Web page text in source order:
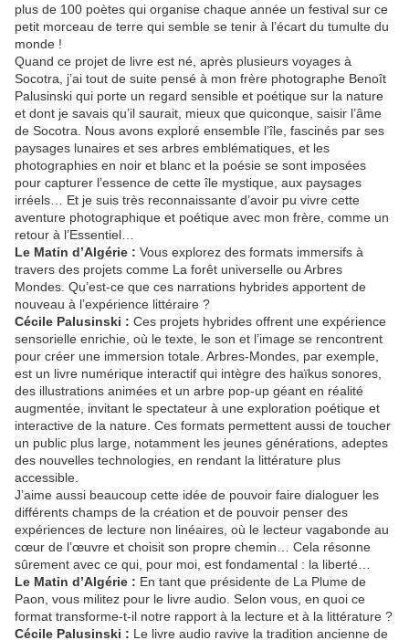
plus de 100 poètes qui organise chaque année un festival sur ce
petit morceau de terre qui semble se tenir à l’écart du tumulte du
monde !
Quand ce projet de livre est né, après plusieurs voyages à
Socotra, j’ai tout de suite pensé à mon frère photographe Benoît
Palusinski qui porte un regard sensible et poétique sur la nature
et dont je savais qu’il saurait, mieux que quiconque, saisir l’âme
de Socotra. Nous avons exploré ensemble l’île, fascinés par ses
paysages lunaires et ses arbres emblématiques, et les
photographies en noir et blanc et la poésie se sont imposées
pour capturer l’essence de cette île mystique, aux paysages
irréels… Et je suis très reconnaissante d’avoir pu vivre cette
aventure photographique et poétique avec mon frère, comme un
retour à l’Essentiel…
Le Matin d’Algérie : Vous explorez des formats immersifs à
travers des projets comme La forêt universelle ou Arbres
Mondes. Qu’est-ce que ces narrations hybrides apportent de
nouveau à l’expérience littéraire ?
Cécile Palusinski : Ces projets hybrides offrent une expérience
sensorielle enrichie, où le texte, le son et l’image se rencontrent
pour créer une immersion totale. Arbres-Mondes, par exemple,
est un livre numérique interactif qui intègre des haïkus sonores,
des illustrations animées et un arbre pop-up géant en réalité
augmentée, invitant le spectateur à une exploration poétique et
interactive de la nature. Ces formats permettent aussi de toucher
un public plus large, notamment les jeunes générations, adeptes
des nouvelles technologies, en rendant la littérature plus
accessible.
J’aime aussi beaucoup cette idée de pouvoir faire dialoguer les
différents champs de la création et de pouvoir penser des
expériences de lecture non linéaires, où le lecteur vagabonde au
cœur de l’œuvre et choisit son propre chemin… Cela résonne
sûrement avec ce qui, pour moi, est fondamental : la liberté…
Le Matin d’Algérie : En tant que présidente de La Plume de
Paon, vous militez pour le livre audio. Selon vous, en quoi ce
format transforme-t-il notre rapport à la lecture et à la littérature ?
Cécile Palusinski : Le livre audio ravive la tradition ancienne de